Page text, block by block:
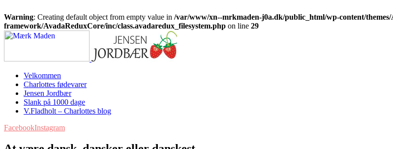
Warning: Creating default object from empty value in /var/www/xn--mrkmaden-j0a.dk/public_html/wp-content/
framework/AvadaReduxCore/inc/class.avadaredux_filesystem.php on line 29
Velkommen
Charlottes fødevarer
Jensen Jordbær
Slank på 1000 dage
V.Fladholt – Charlottes blog
FacebookInstagram